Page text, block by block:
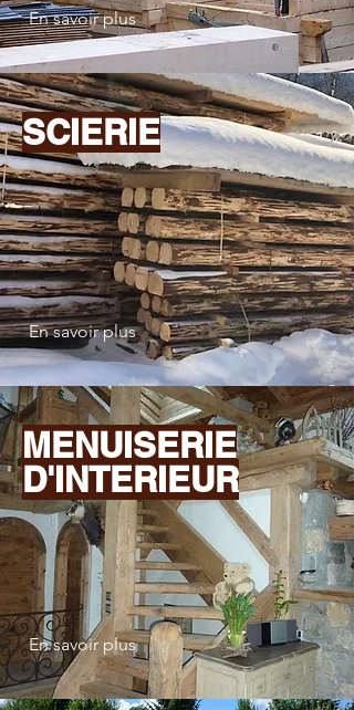
En savoir plus
SCIERIE
En savoir plus
MENUISERIE
D'INTERIEUR
En savoir plus